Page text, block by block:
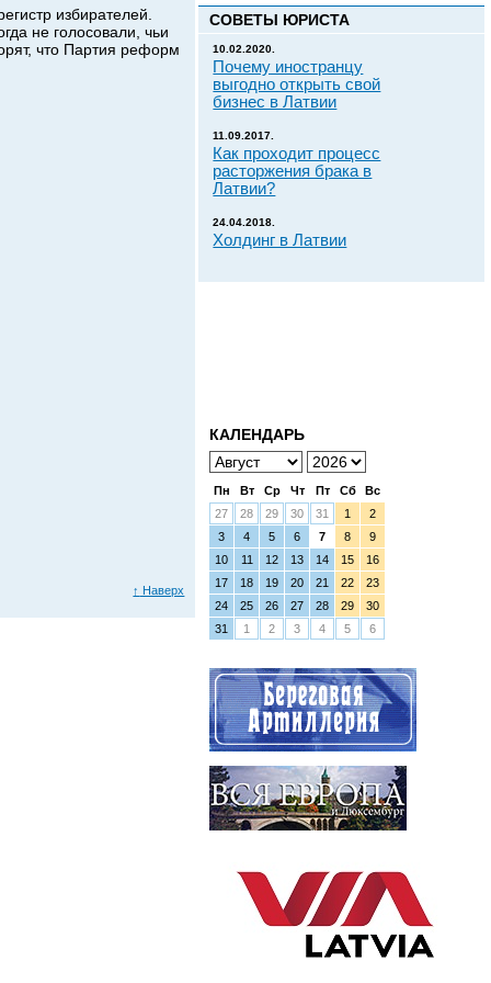
избирателей.
не голосовали, чьи
что Партия реформ
↑ Наверх
СОВЕТЫ ЮРИСТА
10.02.2020.
Почему иностранцу
выгодно открыть свой
бизнес в Латвии
11.09.2017.
Как проходит процесс
расторжения брака в
Латвии?
24.04.2018.
Холдинг в Латвии
КАЛЕНДАРЬ
Пн Вт Ср Чт Пт Сб
Вс
27
28 29 30 31 1
2
3
4 5 6 7 8
9
10
11 12 13 14 15
16
17
18 19 20 21 22
23
24
25 26 27 28 29
30
31
1 2 3 4 5 6